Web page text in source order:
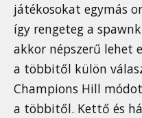
játékosokat egymás
így rengeteg a
akkor népszerű lehet
a többitől külön
Champions Hill
a többitől. Kettő és